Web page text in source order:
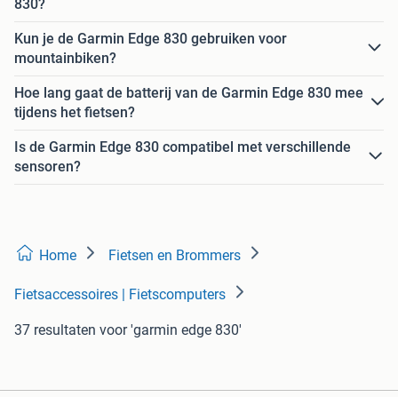
830?
Kun je de Garmin Edge 830 gebruiken voor
mountainbiken?
Hoe lang gaat de batterij van de Garmin Edge 830 mee
tijdens het fietsen?
Is de Garmin Edge 830 compatibel met verschillende
sensoren?
Home Fietsen en Brommers
Fietsaccessoires | Fietscomputers
37 resultaten voor 'garmin edge 830'